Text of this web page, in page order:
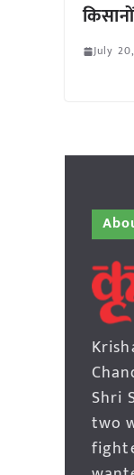
July
Shri
two